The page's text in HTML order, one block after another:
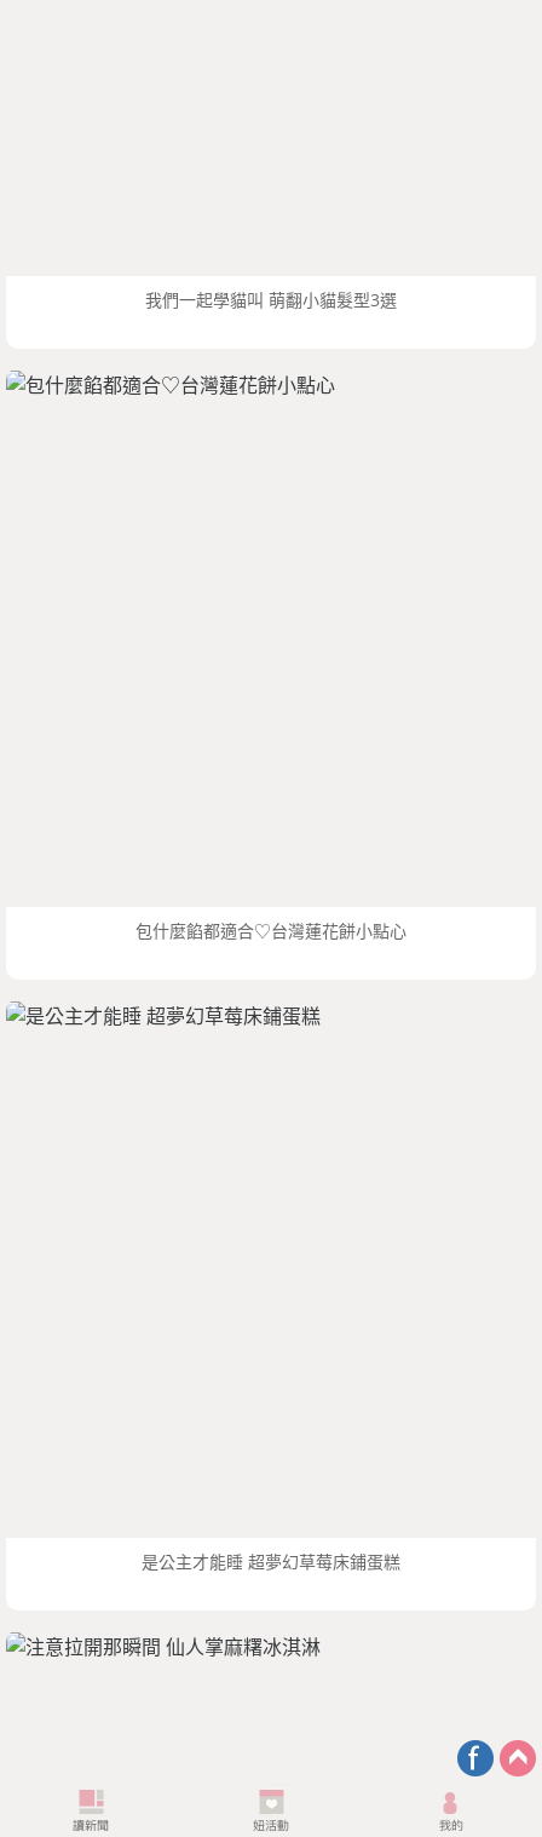
我們一起學貓叫 萌翻小貓髮型3選
包什麼餡都適合♡台灣蓮花餅小點心
是公主才能睡 超夢幻草莓床鋪蛋糕